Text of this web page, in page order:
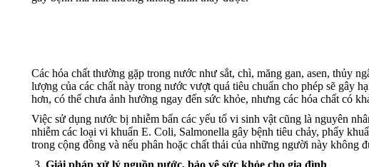
Các hóa chất thường gặp trong nước như sắt, chì, măng gan, asen, thủy
lượng của các chất này trong nước vượt quá tiêu chuẩn cho phép sẽ gây
hơn, có thể chưa ảnh hưởng ngay đến sức khỏe, nhưng các hóa chất có
Việc sử dụng nước bị nhiễm bẩn các yếu tố vi sinh vật cũng là nguyên
nhiễm các loại vi khuẩn E. Coli, Salmonella gây bệnh tiêu chảy, phẩy
trong cộng đồng và nếu phân hoặc chất thải của những người này